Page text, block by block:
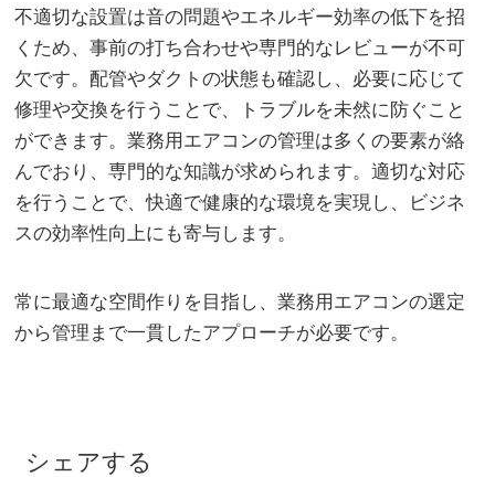
不適切な設置は音の問題やエネルギー効率の低下を招
くため、事前の打ち合わせや専門的なレビューが不可
欠です。配管やダクトの状態も確認し、必要に応じて
修理や交換を行うことで、トラブルを未然に防ぐこと
ができます。業務用エアコンの管理は多くの要素が絡
んでおり、専門的な知識が求められます。適切な対応
を行うことで、快適で健康的な環境を実現し、ビジネ
スの効率性向上にも寄与します。
常に最適な空間作りを目指し、業務用エアコンの選定
から管理まで一貫したアプローチが必要です。
シェアする